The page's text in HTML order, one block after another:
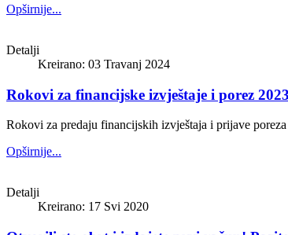
Opširnije...
Detalji
Kreirano: 03 Travanj 2024
Rokovi za financijske izvještaje i porez
Rokovi za predaju financijskih izvještaja i prijave
Opširnije...
Detalji
Kreirano: 17 Svi 2020